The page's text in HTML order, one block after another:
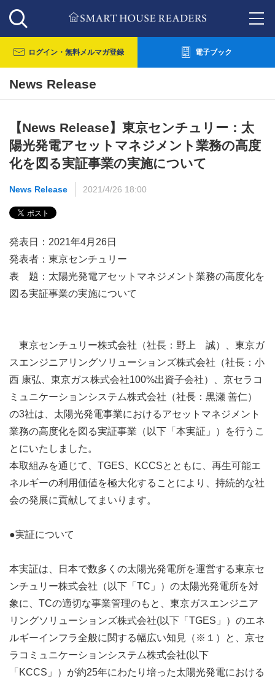
ログイン・ 無料メルマガ登録 電子ブック
News Release
【News Release】東京センチュリー：太
陽光発電アセットマネジメント業務の高度
化を図る実証事業の実施について
News Release 2021/4/26 18:00
発表日：2021年4月26日
発表者：東京センチュリー
表 題：太陽光発電アセットマネジメント業務の高度化を
図る実証事業の実施について
東京センチュリー株式会社（社長：野上 誠）、東京ガ
スエンジニアリングソリューションズ株式会社（社長：小
西 康弘、東京ガス株式会社100%出資子会社）、京セラコ
ミュニケーションシステム株式会社（社長：黒瀬 善仁）
の3社は、太陽光発電事業におけるアセットマネジメント
業務の高度化を図る実証事業（以下「本実証」）を行うこ
とにいたしました。
本取組みを通じて、TGES、KCCSとともに、再生可能エ
ネルギーの利用価値を極大化することにより、持続的な社
会の発展に貢献してまいります。
●実証について
本実証は、日本で数多くの太陽光発電所を運営する東京セ
ンチュリー株式会社（以下「TC」）の太陽光発電所を対
象に、TCの適切な事業管理のもと、東京ガスエンジニア
リングソリューションズ株式会社(以下「TGES」）のエネ
ルギーインフラ全般に関する幅広い知見（※１）と、京セ
ラコミュニケーションシステム株式会社(以下
「KCCS」）が約25年にわたり培った太陽光発電における